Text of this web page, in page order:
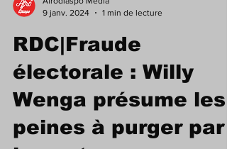
9 janv. 2024
1 min de lecture
RDC|Fraude
électorale : Willy
Wenga présume les